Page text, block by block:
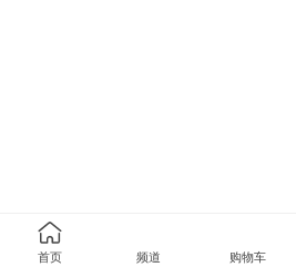
首页 频道 购物车